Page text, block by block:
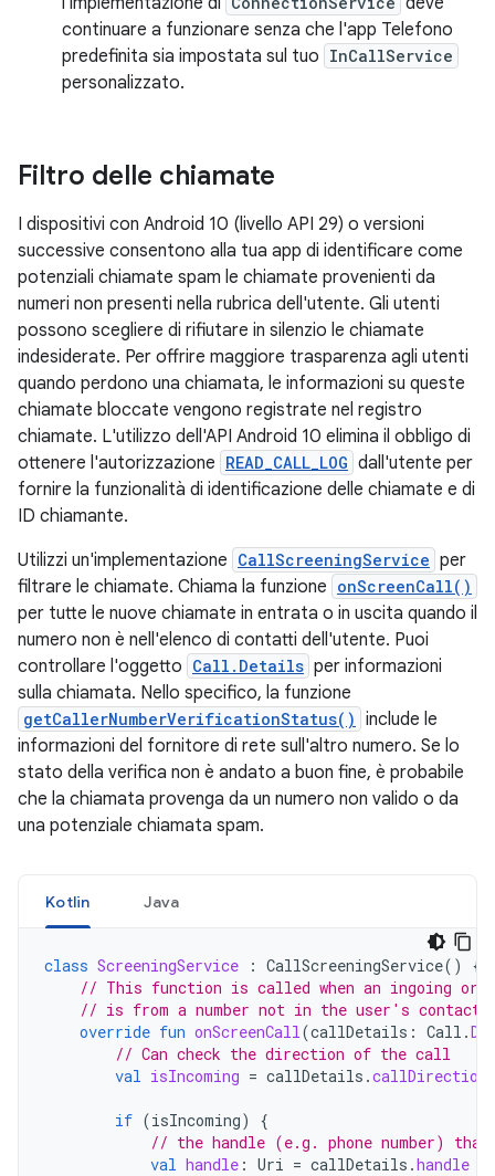
continuare a funzionare senza che l'app Telefono
predefinita sia impostata sul tuo InCallService
personalizzato.
Filtro delle chiamate
I dispositivi con Android 10 (livello API 29) o versioni
successive consentono alla tua app di identificare come
potenziali chiamate spam le chiamate provenienti da
numeri non presenti nella rubrica dell'utente. Gli utenti
possono scegliere di rifiutare in silenzio le chiamate
indesiderate. Per offrire maggiore trasparenza agli utenti
quando perdono una chiamata, le informazioni su queste
chiamate bloccate vengono registrate nel registro
chiamate. L'utilizzo dell'API Android 10 elimina il obbligo di
ottenere l'autorizzazione READ_CALL_LOG dall'utente per
fornire la funzionalità di identificazione delle chiamate e di
ID chiamante.
Utilizzi un'implementazione CallScreeningService per
filtrare le chiamate. Chiama la funzione onScreenCall()
per tutte le nuove chiamate in entrata o in uscita quando il
numero non è nell'elenco di contatti dell'utente. Puoi
controllare l'oggetto Call.Details per informazioni
sulla chiamata. Nello specifico, la funzione
getCallerNumberVerificationStatus() include le
informazioni del fornitore di rete sull'altro numero. Se lo
stato della verifica non è andato a buon fine, è probabile
che la chiamata provenga da un numero non valido o da
una potenziale chiamata spam.
Kotlin Java
class ScreeningService : CallScreeningService()
{
// This function is called when an ingoing or
// is from a number not in the user's
override fun onScreenCall(callDetails : Call .
// Can check the direction of the call
val isIncoming = callDetails .callDirection
if (isIncoming)
{
// the handle (e.g. phone number)
val handle : Uri = callDetails .handle